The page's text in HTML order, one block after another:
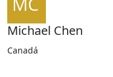
Michael Chen
Canadá